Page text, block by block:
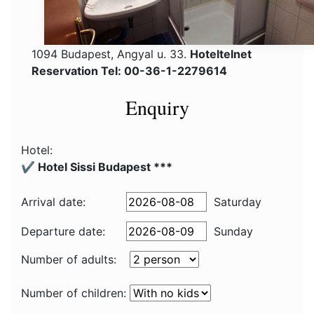
1094 Budapest, Angyal u. 33. Hoteltelnet
Reservation Tel: 00-36-1-2279614
Enquiry
Hotel:
✔️ Hotel Sissi Budapest ***
Arrival date: Saturday
Departure date:
Sunday
Number of adults:
Number of children: